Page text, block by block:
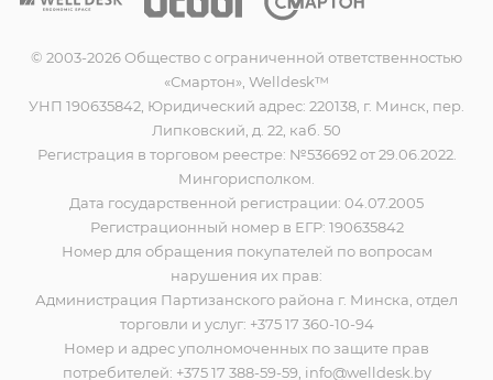
© 2003-2026 Общество с ограниченной ответственностью
«Смартон», Welldesk™
УНП 190635842, Юридический адрес: 220138, г. Минск, пер.
Липковский, д. 22, каб. 50
Регистрация в торговом реестре: №536692 от 29.06.2022.
Мингорисполком.
Дата государственной регистрации: 04.07.2005
Регистрационный номер в ЕГР: 190635842
Номер для обращения покупателей по вопросам
нарушения их прав:
Администрация Партизанского района г. Минска, отдел
торговли и услуг: +375 17 360-10-94
Номер и адрес уполномоченных по защите прав
потребителей: +375 17 388-59-59, info@welldesk.by